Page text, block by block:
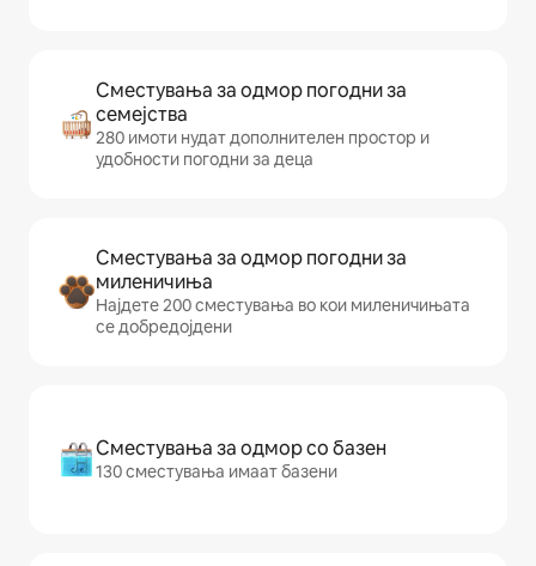
Сместувања за одмор погодни за
семејства
280 имоти нудат дополнителен простор и
удобности погодни за деца
Сместувања за одмор погодни за
миленичиња
Најдете 200 сместувања во кои миленичињата
се добредојдени
Сместувања за одмор со базен
130 сместувања имаат базени